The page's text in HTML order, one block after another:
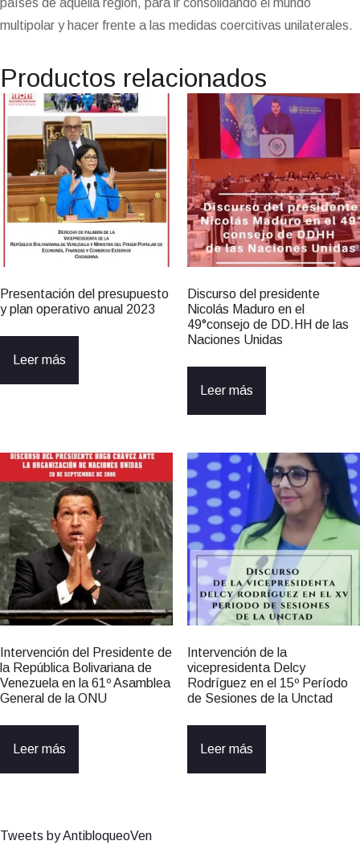
países de aquella región, para ir consolidando el mundo
multipolar y hacer frente a las medidas coercitivas unilaterales.
Productos relacionados
Presentación del presupuesto
y plan operativo anual 2023
Leer más
Discurso del presidente
Nicolás Maduro en el
49°consejo de DD.HH de las
Naciones Unidas
Leer más
Intervención del Presidente de
la República Bolivariana de
Venezuela en la 61º Asamblea
General de la ONU
Leer más
Intervención de la
vicepresidenta Delcy
Rodríguez en el 15º Período
de Sesiones de la Unctad
Leer más
Tweets by AntibloqueoVen